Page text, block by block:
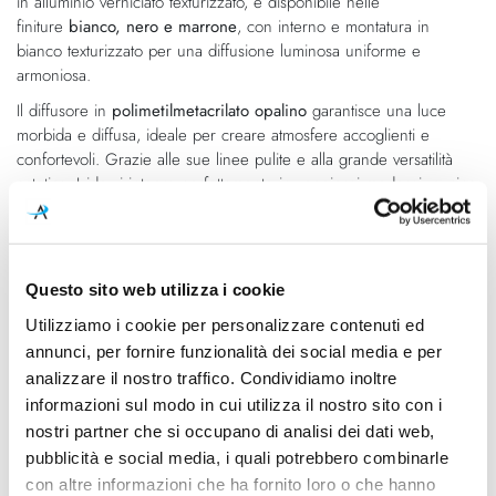
Questo sito web utilizza i cookie
Utilizziamo i cookie per personalizzare contenuti ed
annunci, per fornire funzionalità dei social media e per
analizzare il nostro traffico. Condividiamo inoltre
informazioni sul modo in cui utilizza il nostro sito con i
nostri partner che si occupano di analisi dei dati web,
pubblicità e social media, i quali potrebbero combinarle
con altre informazioni che ha fornito loro o che hanno
immagini
finiture bianco, nero e marrone, con interno e montatura in
bianco texturizzato per una diffusione luminosa uniforme e
armoniosa.
Il diffusore in polimetilmetacrilato opalino garantisce una luce
morbida e diffusa, ideale per creare atmosfere accoglienti e
confortevoli. Grazie alle sue linee pulite e alla grande versatilità
estetica, Iside si integra perfettamente in soggiorni moderni, cucine
minimal, ingressi, corridoi e spazi contract.
Caratteristiche
Cod.Art.
CA078DDBWDD
Colore led
3000K
Dimensioni
Ø452mm - H. 80mm
Sorgente luminosa
Led integrato
Potenza e attacco
Classe energetica